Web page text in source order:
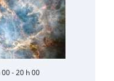
00-20 h 00